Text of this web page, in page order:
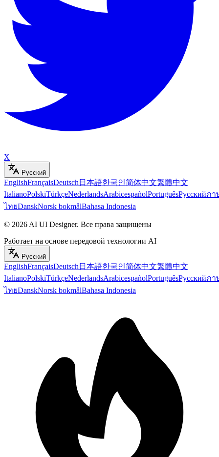
X
Русский
EnglishFrançaisDeutsch 日本語한국인简体中文繁體中文
ItalianoPolskiTürkçeNederlandsArabicespañolPortuguêsРусскийภา
ไทยDanskNorsk bokmålBahasa Indonesia
© 2026 AI UI Designer. Все права защищены
Работает на основе передовой технологии AI
Русский
EnglishFrançaisDeutsch 日本語한국인简体中文繁體中文
ItalianoPolskiTürkçeNederlandsArabicespañolPortuguêsРусскийภา
ไทยDanskNorsk bokmålBahasa Indonesia